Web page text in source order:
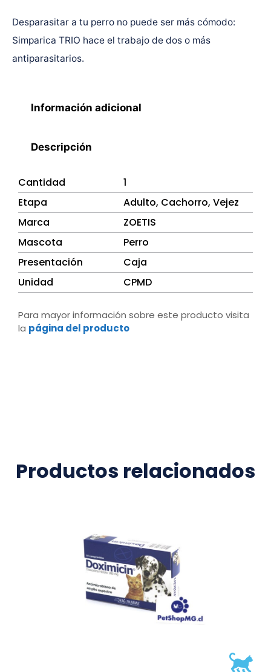
Desparasitar a tu perro no puede ser más cómodo:
Simparica TRIO hace el trabajo de dos o más
antiparasitarios.
Información adicional
Descripción
Cantidad
1
Etapa
Adulto, Cachorro, Vejez
Marca
ZOETIS
Mascota
Perro
Presentación
Caja
Unidad
CPMD
Para mayor información sobre este producto visita
la página del producto
Productos relacionados